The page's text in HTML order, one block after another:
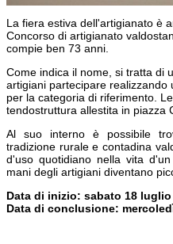
La fiera estiva dell'artigianato è
Concorso di artigianato
compie ben 73 anni.
Come indica il nome, si tratta di
artigiani partecipare
per la categoria di riferimento.
tendostruttura allestita in piazza
Al suo interno è possibile
tradizione rurale e contadina
d'uso quotidiano nella vita
mani degli artigiani diventano
Data di inizio: sabato 18 luglio
Data di conclusione: